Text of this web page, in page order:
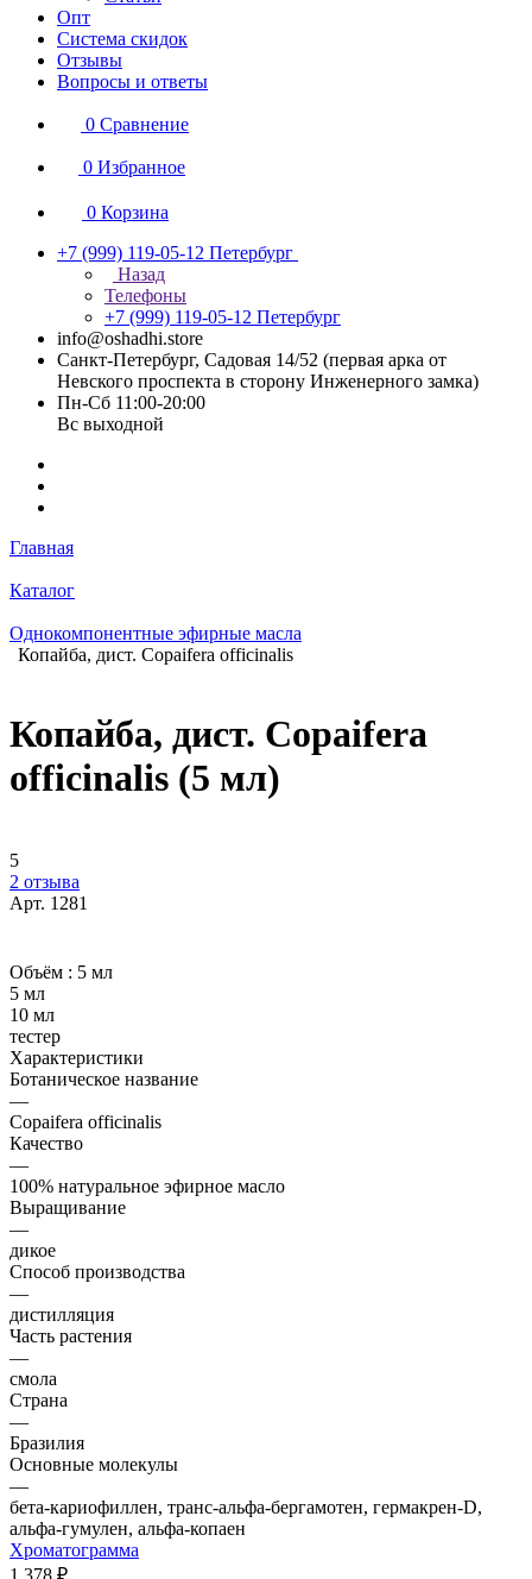
Опт
Система скидок
Отзывы
Вопросы и ответы
0 Сравнение
0 Избранное
0 Корзина
+7 (999) 119-05-12 Петербург
Назад
Телефоны
+7 (999) 119-05-12 Петербург
info@oshadhi.store
Санкт-Петербург, Садовая 14/52 (первая арка от
Невского проспекта в сторону Инженерного замка)
Пн-Сб 11:00-20:00
Вс выходной
Главная
Каталог
Однокомпонентные эфирные масла
Копайба, дист. Copaifera officinalis
Копайба, дист. Copaifera
officinalis (5 мл)
5
2 отзыва
Арт. 1281
Объём : 5 мл
5 мл
10 мл
тестер
Характеристики
Ботаническое название
—
Copaifera officinalis
Качество
—
100% натуральное эфирное масло
Выращивание
—
дикое
Способ производства
—
дистилляция
Часть растения
—
смола
Страна
—
Бразилия
Основные молекулы
—
бета-кариофиллен, транс-альфа-бергамотен, гермакрен-D,
альфа-гумулен, альфа-копаен
Хроматограмма
1 378 ₽